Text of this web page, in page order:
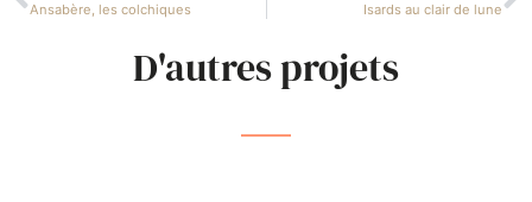
Ansabère, les colchiques Isards au clair de lune
D'autres projets